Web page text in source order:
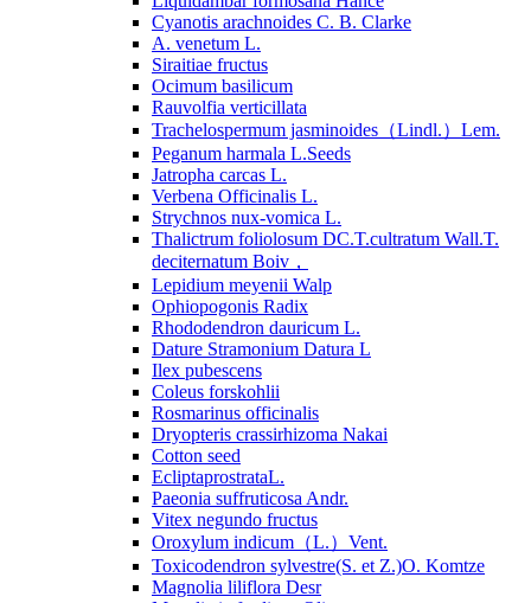
Cyanotis arachnoides C. B. Clarke
A. venetum L.
Siraitiae fructus
Ocimum basilicum
Rauvolfia verticillata
Trachelospermum jasminoides（Lindl.）Lem.
Peganum harmala L.Seeds
Jatropha carcas L.
Verbena Officinalis L.
Strychnos nux-vomica L.
Thalictrum foliolosum DC.T.cultratum Wall.T.
deciternatum Boiv，
Lepidium meyenii Walp
Ophiopogonis Radix
Rhododendron dauricum L.
Dature Stramonium Datura L
Ilex pubescens
Coleus forskohlii
Rosmarinus officinalis
Dryopteris crassirhizoma Nakai
Cotton seed
EcliptaprostrataL.
Paeonia suffruticosa Andr.
Vitex negundo fructus
Oroxylum indicum（L.）Vent.
Toxicodendron sylvestre(S. et Z.)O. Komtze
Magnolia liliflora Desr